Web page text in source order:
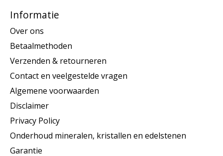
Informatie
Over ons
Betaalmethoden
Verzenden & retourneren
Contact en veelgestelde vragen
Algemene voorwaarden
Disclaimer
Privacy Policy
Onderhoud mineralen, kristallen en edelstenen
Garantie